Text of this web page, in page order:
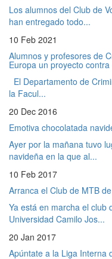
Los alumnos del Club de
han entregado todo...
10 Feb 2021
Alumnos y profesores de
Europa un proyecto
El Departamento de
la Facul...
20 Dec 2016
Emotiva chocolatada
Ayer por la mañana tuvo
navideña en la que al...
10 Feb 2017
Arranca el Club de MTB
Ya está en marcha el club
Universidad Camilo Jos...
20 Jan 2017
Apúntate a la Liga Interna